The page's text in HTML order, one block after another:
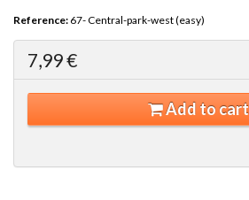
Reference: 67- Central-park-west (easy)
7,99 €
Add to cart